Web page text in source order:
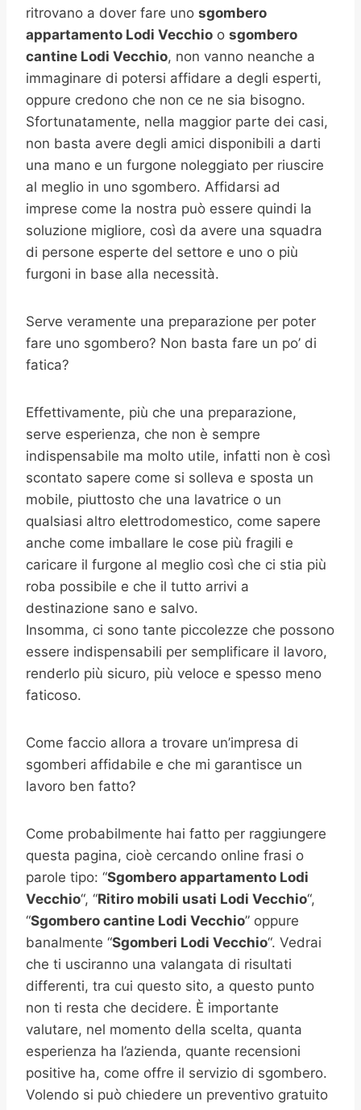
ritrovano a dover fare uno sgombero
appartamento Lodi Vecchio o sgombero
cantine Lodi Vecchio, non vanno neanche a
immaginare di potersi affidare a degli esperti,
oppure credono che non ce ne sia bisogno.
Sfortunatamente, nella maggior parte dei casi,
non basta avere degli amici disponibili a darti
una mano e un furgone noleggiato per riuscire
al meglio in uno sgombero. Affidarsi ad
imprese come la nostra può essere quindi la
soluzione migliore, così da avere una squadra
di persone esperte del settore e uno o più
furgoni in base alla necessità.
Serve veramente una preparazione per poter
fare uno sgombero? Non basta fare un po’ di
fatica?
Effettivamente, più che una preparazione,
serve esperienza, che non è sempre
indispensabile ma molto utile, infatti non è così
scontato sapere come si solleva e sposta un
mobile, piuttosto che una lavatrice o un
qualsiasi altro elettrodomestico, come sapere
anche come imballare le cose più fragili e
caricare il furgone al meglio così che ci stia più
roba possibile e che il tutto arrivi a
destinazione sano e salvo.
Insomma, ci sono tante piccolezze che possono
essere indispensabili per semplificare il lavoro,
renderlo più sicuro, più veloce e spesso meno
faticoso.
Come faccio allora a trovare un’impresa di
sgomberi affidabile e che mi garantisce un
lavoro ben fatto?
Come probabilmente hai fatto per raggiungere
questa pagina, cioè cercando online frasi o
parole tipo: “Sgombero appartamento Lodi
Vecchio“, “Ritiro mobili usati Lodi Vecchio“,
“Sgombero cantine Lodi Vecchio” oppure
banalmente “Sgomberi Lodi Vecchio“. Vedrai
che ti usciranno una valangata di risultati
differenti, tra cui questo sito, a questo punto
non ti resta che decidere. È importante
valutare, nel momento della scelta, quanta
esperienza ha l’azienda, quante recensioni
positive ha, come offre il servizio di sgombero.
Volendo si può chiedere un preventivo gratuito